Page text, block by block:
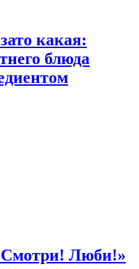
какая:
блюда
Люби!»